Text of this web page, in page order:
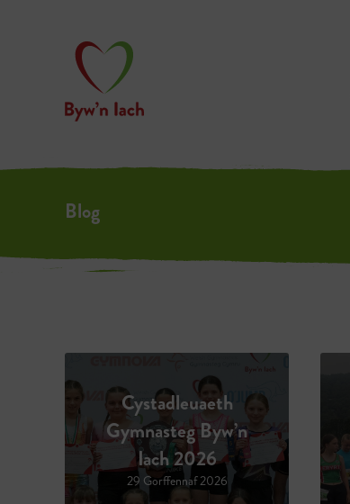
Blog
Cystadleuaeth
Gymnasteg Byw’n
Iach 2026
29 Gorffennaf 2026